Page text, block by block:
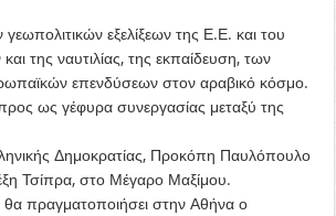
εξελίξεων της Ε.Ε. και του
της ναυτιλίας, της εκπαίδευση, των
επενδύσεων στον αραβικό κόσμο.
ως γέφυρα συνεργασίας μεταξύ της
Δημοκρατίας, Προκόπη Παυλόπουλο
Τσίπρα, στο Μέγαρο Μαξίμου.
θα πραγματοποιήσει στην Αθήνα ο